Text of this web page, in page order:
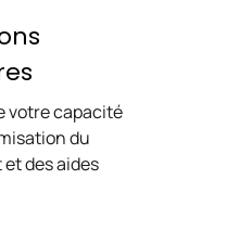
votre capacité
du
des aides